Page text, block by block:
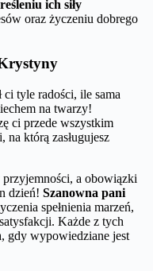
ich siły
oraz życzeniu dobrego
ci tyle radości, ile sama
na twarzy!
ci przede wszystkim
na którą zasługujesz
a obowiązki
dzień! Szanowna pani
spełnienia marzeń,
Każde z tych
gdy wypowiedziane jest